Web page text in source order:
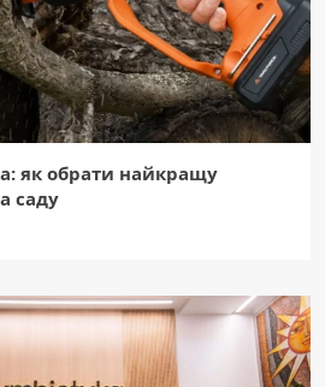
як обрати найкращу
саду